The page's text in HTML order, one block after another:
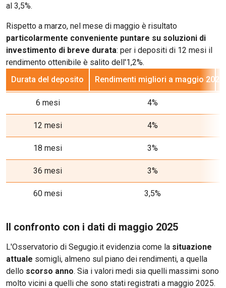
al 3,5%.
Rispetto a marzo, nel mese di maggio è risultato
particolarmente conveniente puntare su soluzioni di
investimento di breve durata: per i depositi di 12 mesi il
rendimento ottenibile è salito dell'1,2%.
Durata del deposito
Rendimenti migliori a maggio 2026
6 mesi 4%
12 mesi 4%
18 mesi 3%
36 mesi 3%
60 mesi 3,5%
Il confronto con i dati di maggio 2025
L'Osservatorio di Segugio.it evidenzia come la situazione
attuale somigli, almeno sul piano dei rendimenti, a quella
dello scorso anno. Sia i valori medi sia quelli massimi sono
molto vicini a quelli che sono stati registrati a maggio 2025.